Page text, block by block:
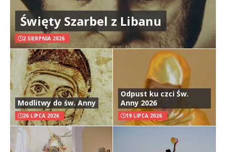
Święty Szarbel z Libanu
2 SIERPNIA 2026
Modlitwy do św. Anny
26 LIPCA 2026
Odpust ku czci Św.
Anny 2026
19 LIPCA 2026